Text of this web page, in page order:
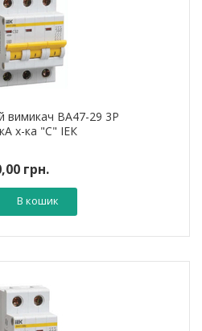
вимикач ВА47-29 3Р
х-ка "С" ІЕК
грн.
В кошик